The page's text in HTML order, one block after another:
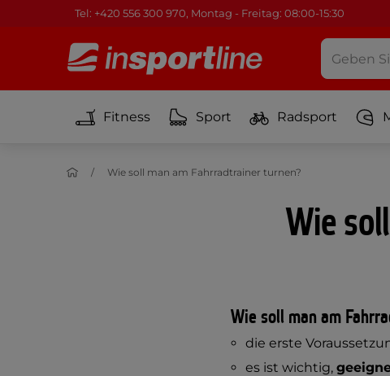
Tel: +420 556 300 970, Montag - Freitag: 08:00-15:30
Fitness Sport Radsport
Wie soll man am Fahrradtrainer turnen?
Wie
Wie soll man am
die erste
es ist wichtig,